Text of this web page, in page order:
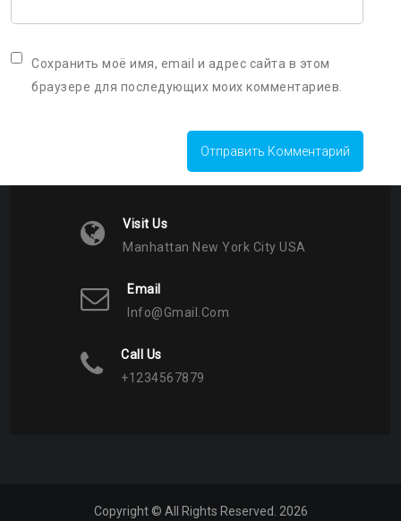
Сохранить моё имя, email и адрес сайта в этом
браузере для последующих моих комментариев.
Visit Us
Manhattan New York City USA
Email
Info@gmail.com
Call Us
+1234567879
Copyright © All Rights Reserved. 2026